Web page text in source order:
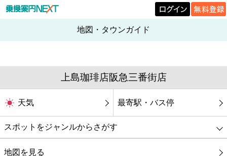
地図・タウンガイド
上島珈琲店阪急三番街店
天気 最寄駅・バス停
スポットをジャンルからさがす
グルメ
地図を見る